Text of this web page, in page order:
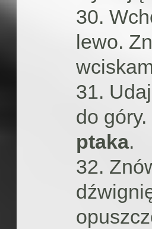
30.
lewo.
31.
do
ptaka.
32.